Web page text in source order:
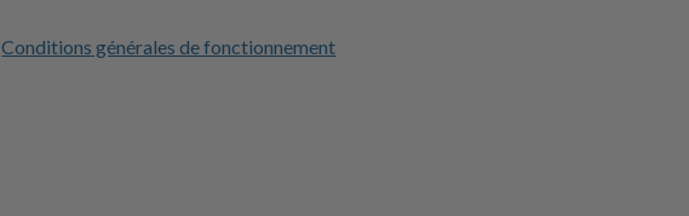
Conditions générales de fonctionnement